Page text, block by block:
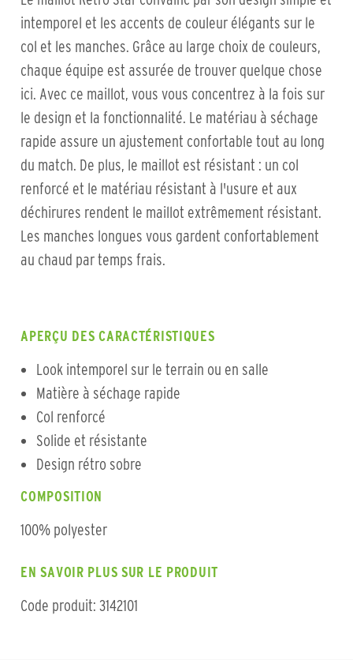
intemporel et les accents de couleur élégants sur le
col et les manches. Grâce au large choix de couleurs,
chaque équipe est assurée de trouver quelque chose
ici. Avec ce maillot, vous vous concentrez à la fois sur
le design et la fonctionnalité. Le matériau à séchage
rapide assure un ajustement confortable tout au long
du match. De plus, le maillot est résistant : un col
renforcé et le matériau résistant à l'usure et aux
déchirures rendent le maillot extrêmement résistant.
Les manches longues vous gardent confortablement
au chaud par temps frais.
APERÇU DES CARACTÉRISTIQUES
Look intemporel sur le terrain ou en salle
Matière à séchage rapide
Col renforcé
Solide et résistante
Design rétro sobre
COMPOSITION
100% polyester
EN SAVOIR PLUS SUR LE PRODUIT
Code produit: 3142101